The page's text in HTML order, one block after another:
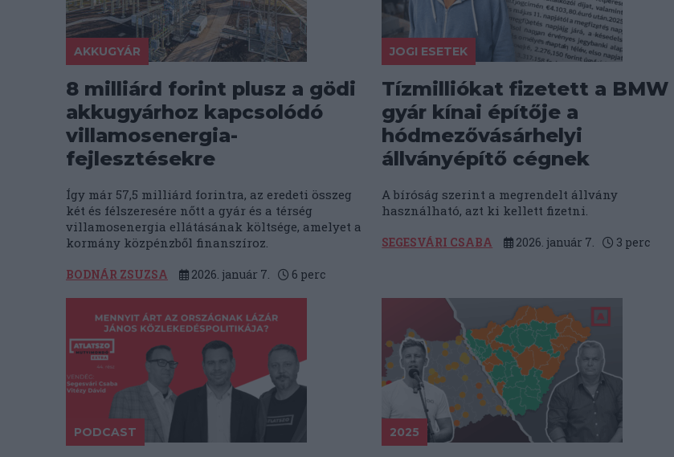
AKKUGYÁR
8 milliárd forint plusz a gödi
akkugyárhoz kapcsolódó
villamosenergia-
fejlesztésekre
Így már 57,5 milliárd forintra, az eredeti összeg
két és félszeresére nőtt a gyár és a térség
villamosenergia ellátásának költsége, amelyet a
kormány közpénzből finanszíroz.
BODNÁR ZSUZSA 2026. január 7. 6 perc
JOGI ESETEK
Tízmilliókat fizetett a BMW
gyár kínai építője a
hódmezővásárhelyi
állványépítő cégnek
A bíróság szerint a megrendelt állvány
használható, azt ki kellett fizetni.
SEGESVÁRI CSABA 2026. január 7. 3 perc
PODCAST 2025